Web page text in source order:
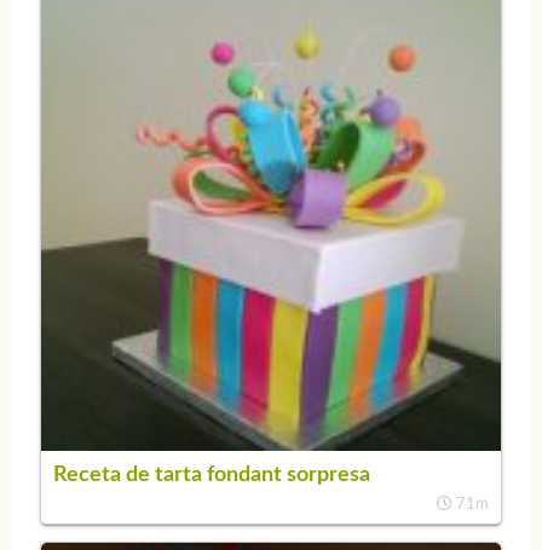
Receta de tarta fondant sorpresa
71m